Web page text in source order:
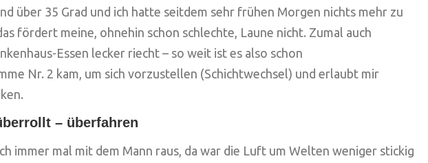
über 35 Grad und ich hatte seitdem sehr frühen Morgen nichts mehr zu
fördert meine, ohnehin schon schlechte, Laune nicht. Zumal auch
Essen lecker riecht – so weit ist es also schon
Nr. 2 kam, um sich vorzustellen (Schichtwechsel) und erlaubt mir
– überfahren
immer mal mit dem Mann raus, da war die Luft um Welten weniger stickig